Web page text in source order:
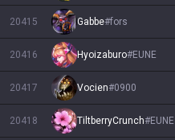
20415 Gabbe#fors
20416 Hyoizaburo#EUNE
20417 Vocien#0900
20418 TiltberryCrunch#EUNE